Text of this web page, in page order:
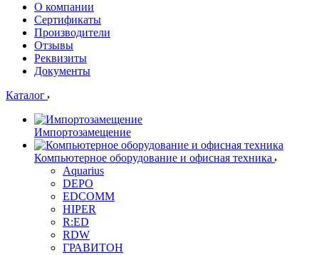
О компании
Сертификаты
Производители
Отзывы
Реквизиты
Документы
Каталог
Импортозамещение
Компьютерное оборудование и офисная техника
Aquarius
DEPO
EDCOMM
HIPER
R:ED
RDW
ГРАВИТОН